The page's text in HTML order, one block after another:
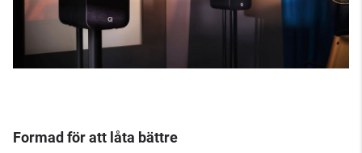
Formad för att låta bättre